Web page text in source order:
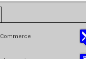
Commerce